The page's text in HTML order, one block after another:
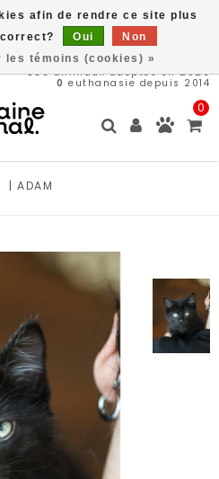
566animaux adoptés en 2026
0 euthanasie depuis 2014
0
|ADAM
afin de rendre ce site plus
Oui
Non
les témoins (cookies) »
à partir de 89$*